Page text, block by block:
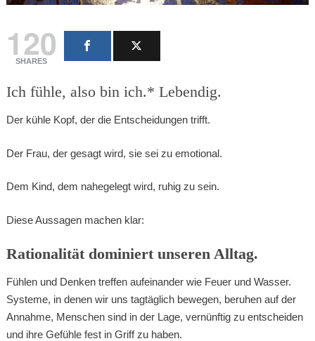
120
SHARES
Ich fühle, also bin ich.* Lebendig.
Der kühle Kopf, der die Entscheidungen trifft.
Der Frau, der gesagt wird, sie sei zu emotional.
Dem Kind, dem nahegelegt wird, ruhig zu sein.
Diese Aussagen machen klar:
Rationalität dominiert unseren Alltag.
Fühlen und Denken treffen aufeinander wie Feuer und Wasser.
Systeme, in denen wir uns tagtäglich bewegen, beruhen auf der
Annahme, Menschen sind in der Lage, vernünftig zu entscheiden
und ihre Gefühle fest in Griff zu haben.